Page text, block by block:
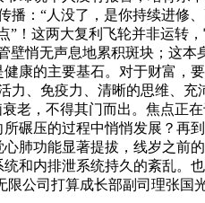
播：“人没了，是你持续进
”！这两大复利飞轮并非运转
悄无声息地累积斑块；这
康的主要基石。对于财富，
力、免疫力、清晰的思维、
老，不得其门而出。焦点正
碾压的过程中悄悄发展？再
肺功能显著提拔，线岁之前
和内排泄系统持久的紊乱。
公司打算成长部副司理张国